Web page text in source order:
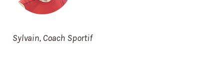
Sylvain, Coach Sportif